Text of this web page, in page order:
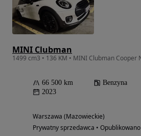
MINI Clubman
66 500 km Benzyna
2023
Warszawa (Mazowieckie)
Prywatny sprzedawca • Opublikowano